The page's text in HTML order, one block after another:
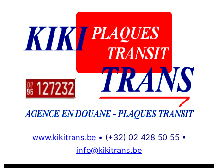
contenu
www.kikitrans.be• (+32) 02 428 50 55 •
info@kikitrans.be